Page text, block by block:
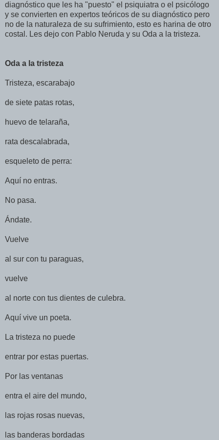
diagnóstico que les ha "puesto" el psiquiatra o el psicólogo
y se convierten en expertos teóricos de su diagnóstico pero
no de la naturaleza de su sufrimiento, esto es harina de otro
costal. Les dejo con Pablo Neruda y su Oda a la tristeza.
Oda a la tristeza
Tristeza, escarabajo
de siete patas rotas,
huevo de telaraña,
rata descalabrada,
esqueleto de perra:
Aquí no entras.
No pasa.
Ándate.
Vuelve
al sur con tu paraguas,
vuelve
al norte con tus dientes de culebra.
Aquí vive un poeta.
La tristeza no puede
entrar por estas puertas.
Por las ventanas
entra el aire del mundo,
las rojas rosas nuevas,
las banderas bordadas